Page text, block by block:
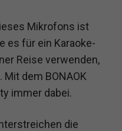
Mikrofons ist
es für ein Karaoke-
Reise verwenden,
dem BONAOK
immer dabei.
die